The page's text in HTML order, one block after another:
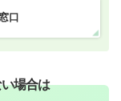
口
場合は